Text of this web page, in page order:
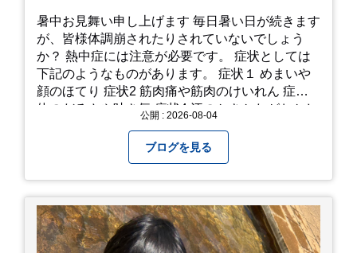
暑中お見舞い申し上げます 毎日暑い日が続きます
が、皆様体調崩されたりされていないでしょう
か？ 熱中症には注意が必要です。 症状としては
下記のようなものがあります。 症状１ めまいや
顔のほてり 症状2 筋肉痛や筋肉のけいれん 症状3
体のだるさや吐き気 症状4 汗のかきかたがおかし
に反応しない、まっすぐ歩けない 症状7 水分補給
に医療機関へ相談、または救急車を呼びましょう
□涼しい場所へ移動しましょう □衣服を脱がし、
体を冷やして体温を下げましょう □塩分や水分を
補給しましょう 一番大切な命を守って、夏を乗り
切りましょう！
公開 : 2026-08-04
ブログを見る